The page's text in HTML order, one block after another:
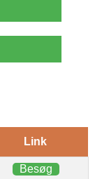
Link
Besøg